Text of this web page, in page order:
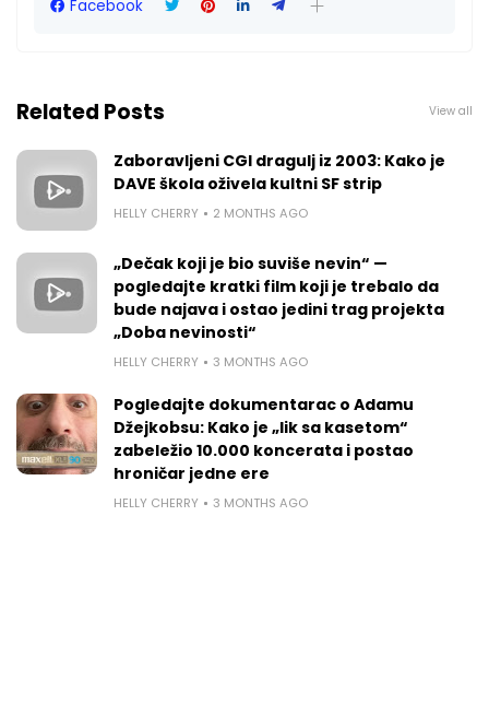
Facebook
Related Posts View all
Zaboravljeni CGI dragulj iz 2003: Kako je
DAVE škola oživela kultni SF strip
HELLY CHERRY 2 MONTHS AGO
„Dečak koji je bio suviše nevin“ —
pogledajte kratki film koji je trebalo da
bude najava i ostao jedini trag projekta
„Doba nevinosti“
HELLY CHERRY 3 MONTHS AGO
Pogledajte dokumentarac o Adamu
Džejkobsu: Kako je „lik sa kasetom“
zabeležio 10.000 koncerata i postao
hroničar jedne ere
HELLY CHERRY 3 MONTHS AGO